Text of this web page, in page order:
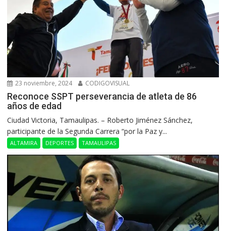
23 noviembre, 2024 CODIGOVISUAL
Reconoce SSPT perseverancia de atleta de 86
años de edad
Ciudad Victoria, Tamaulipas. – Roberto Jiménez Sánchez,
participante de la Segunda Carrera “por la Paz y...
ALTAMIRA DEPORTES TAMAULIPAS